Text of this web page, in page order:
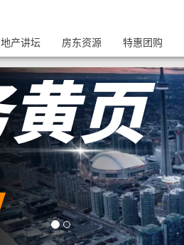
地产讲坛 房东资源 特惠团购